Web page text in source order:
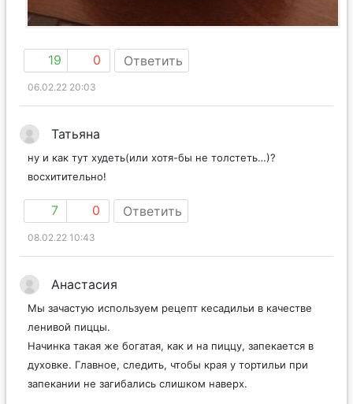
19 0 Ответить
06.02.22 20:03
Татьяна
ну и как тут худеть(или хотя-бы не толстеть…)?
восхитительно!
7 0 Ответить
08.02.22 10:43
Анастасия
Мы зачастую используем рецепт кесадильи в качестве
ленивой пиццы.
Начинка такая же богатая, как и на пиццу, запекается в
духовке. Главное, следить, чтобы края у тортильи при
запекании не загибались слишком наверх.